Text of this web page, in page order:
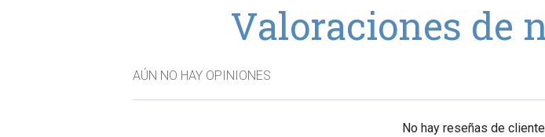
Valoraciones de
AÚN NO HAY OPINIONES
No hay reseñas de